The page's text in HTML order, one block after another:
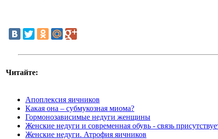
Читайте:
Апоплексия яичников
Какая она – субмукозная миома?
Гормонозависимые недуги женщины
Женские недуги и современная обувь - связь
Женские недуги. Атрофия яичников